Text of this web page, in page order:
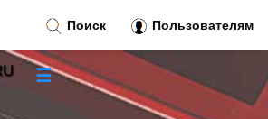
Поиск Пользователям
☰